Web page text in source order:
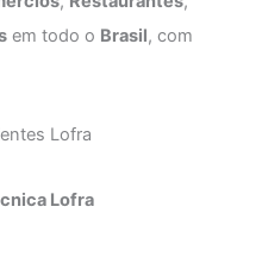
em todo o Brasil, com
Lofra
Lofra